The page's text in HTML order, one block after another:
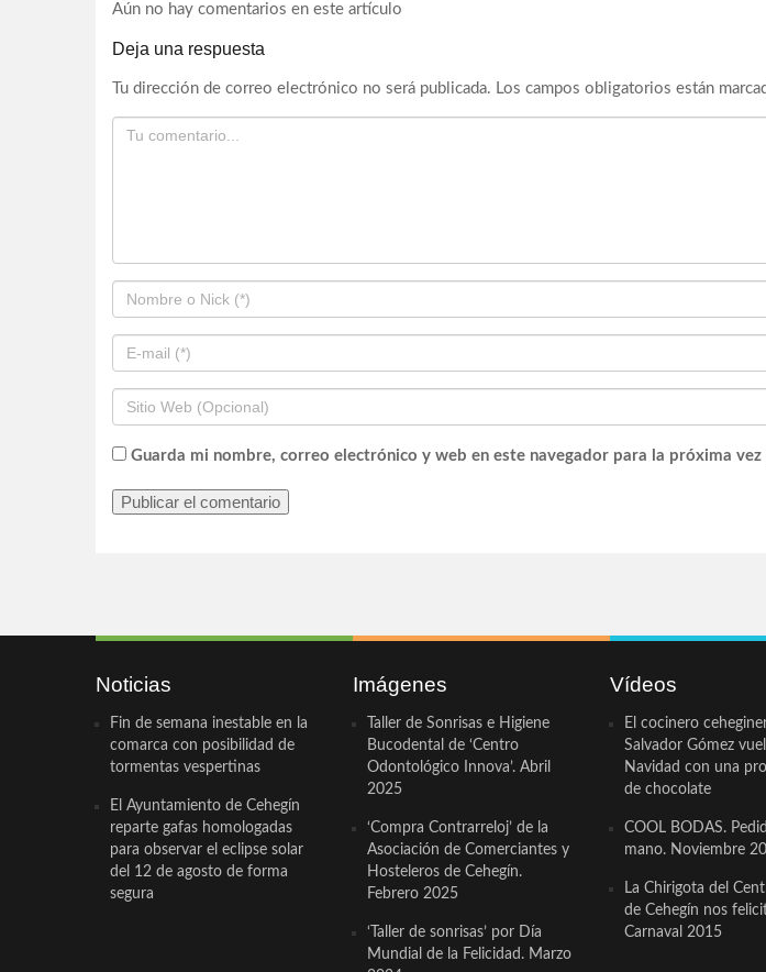
Aún no hay comentarios en este artículo
Deja una respuesta
Tu dirección de correo electrónico no será publicada. Los campos obligatorios están
Guarda mi nombre, correo electrónico y web en este navegador para la próxima vez
Noticias
Fin de semana inestable en la
comarca con posibilidad de
tormentas vespertinas
El Ayuntamiento de Cehegín
reparte gafas homologadas
para observar el eclipse solar
del 12 de agosto de forma
segura
Imágenes
Taller de Sonrisas e Higiene
Bucodental de ‘Centro
Odontológico Innova’. Abril
2025
‘Compra Contrarreloj’ de la
Asociación de Comerciantes y
Hosteleros de Cehegín.
Febrero 2025
‘Taller de sonrisas’ por Día
Mundial de la Felicidad. Marzo
Vídeos
El cocinero
Salvador Gómez
Navidad con una
de chocolate
COOL BODAS.
mano. Noviembre
La Chirigota del
de Cehegín nos
Carnaval 2015